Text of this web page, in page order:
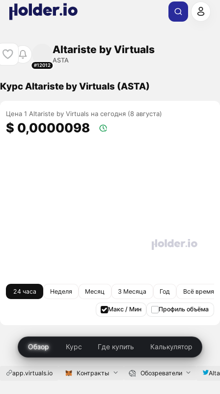
#12012
Altariste by Virtuals
ASTA
Курс Altariste by Virtuals (ASTA)
Цена 1 Altariste by Virtuals на сегодня (8 августа)
$ 0,0000098
24 часа Неделя Месяц 3 Месяца Год Всё время
Макс / Мин Профиль объёма
Обзор Курс Где купить Калькулятор
app.virtuals.io Контракты Обозреватели